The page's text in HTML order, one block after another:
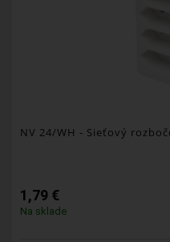
NV 24/WH - Sieťový
1,79 €
Na sklade